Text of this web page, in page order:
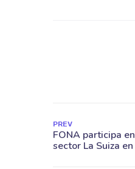
PREV